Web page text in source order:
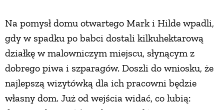
Na pomysł domu otwartego Mark i Hilde wpadli,
gdy w spadku po babci dostali kilkuhektarową
działkę w malowniczym miejscu, słynącym z
dobrego piwa i szparagów. Doszli do wniosku, że
najlepszą wizytówką dla ich pracowni będzie
własny dom. Już od wejścia widać, co lubią: